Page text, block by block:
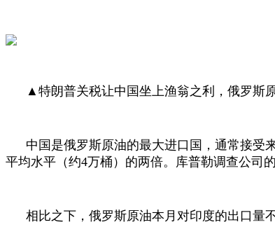
▲特朗普关税让中国坐上渔翁之利，俄罗斯
中国是俄罗斯原油的最大进口国，通常接受
平均水平（约4万桶）的两倍。库普勒调查公司的
相比之下，俄罗斯原油本月对印度的出口量